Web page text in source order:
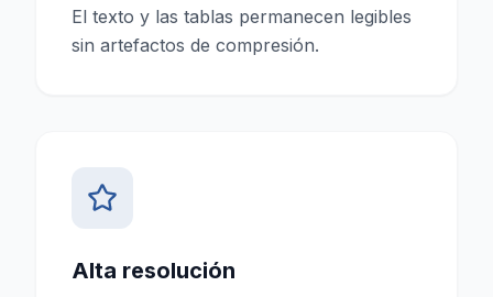
El texto y las tablas permanecen legibles
sin artefactos de compresión.
Alta resolución